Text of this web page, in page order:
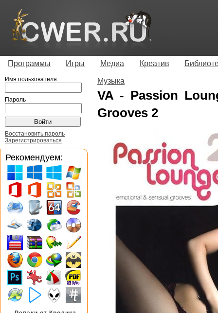
Программы Игры Медиа Креатив
Музыка
VA - Passion
Grooves 2
Имя пользователя
Пароль
Восстановить пароль
Зарегистрироваться
Рекомендуем: